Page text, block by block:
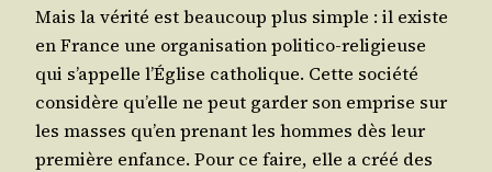
Mais la véri­té est beau­coup plus simple : il existe
en France une orga­ni­sa­tion poli­ti­co-reli­gieuse
qui s’ap­pelle l’É­glise catho­lique. Cette socié­té
consi­dère qu’elle ne peut gar­der son emprise sur
les masses qu’en pre­nant les hommes dès leur
pre­mière enfance. Pour ce faire, elle a créé des